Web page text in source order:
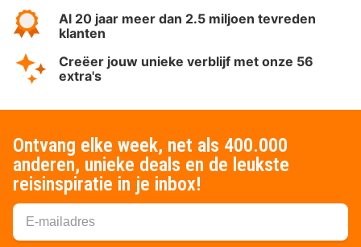
Al 20 jaar meer dan 2.5 miljoen tevreden
klanten
Creëer jouw unieke verblijf met onze 56
extra's
Ontvang elke week, net als 400.000
anderen, unieke deals en de leukste
reisinspiratie in je inbox!